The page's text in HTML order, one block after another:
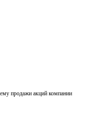
продажи акций компании